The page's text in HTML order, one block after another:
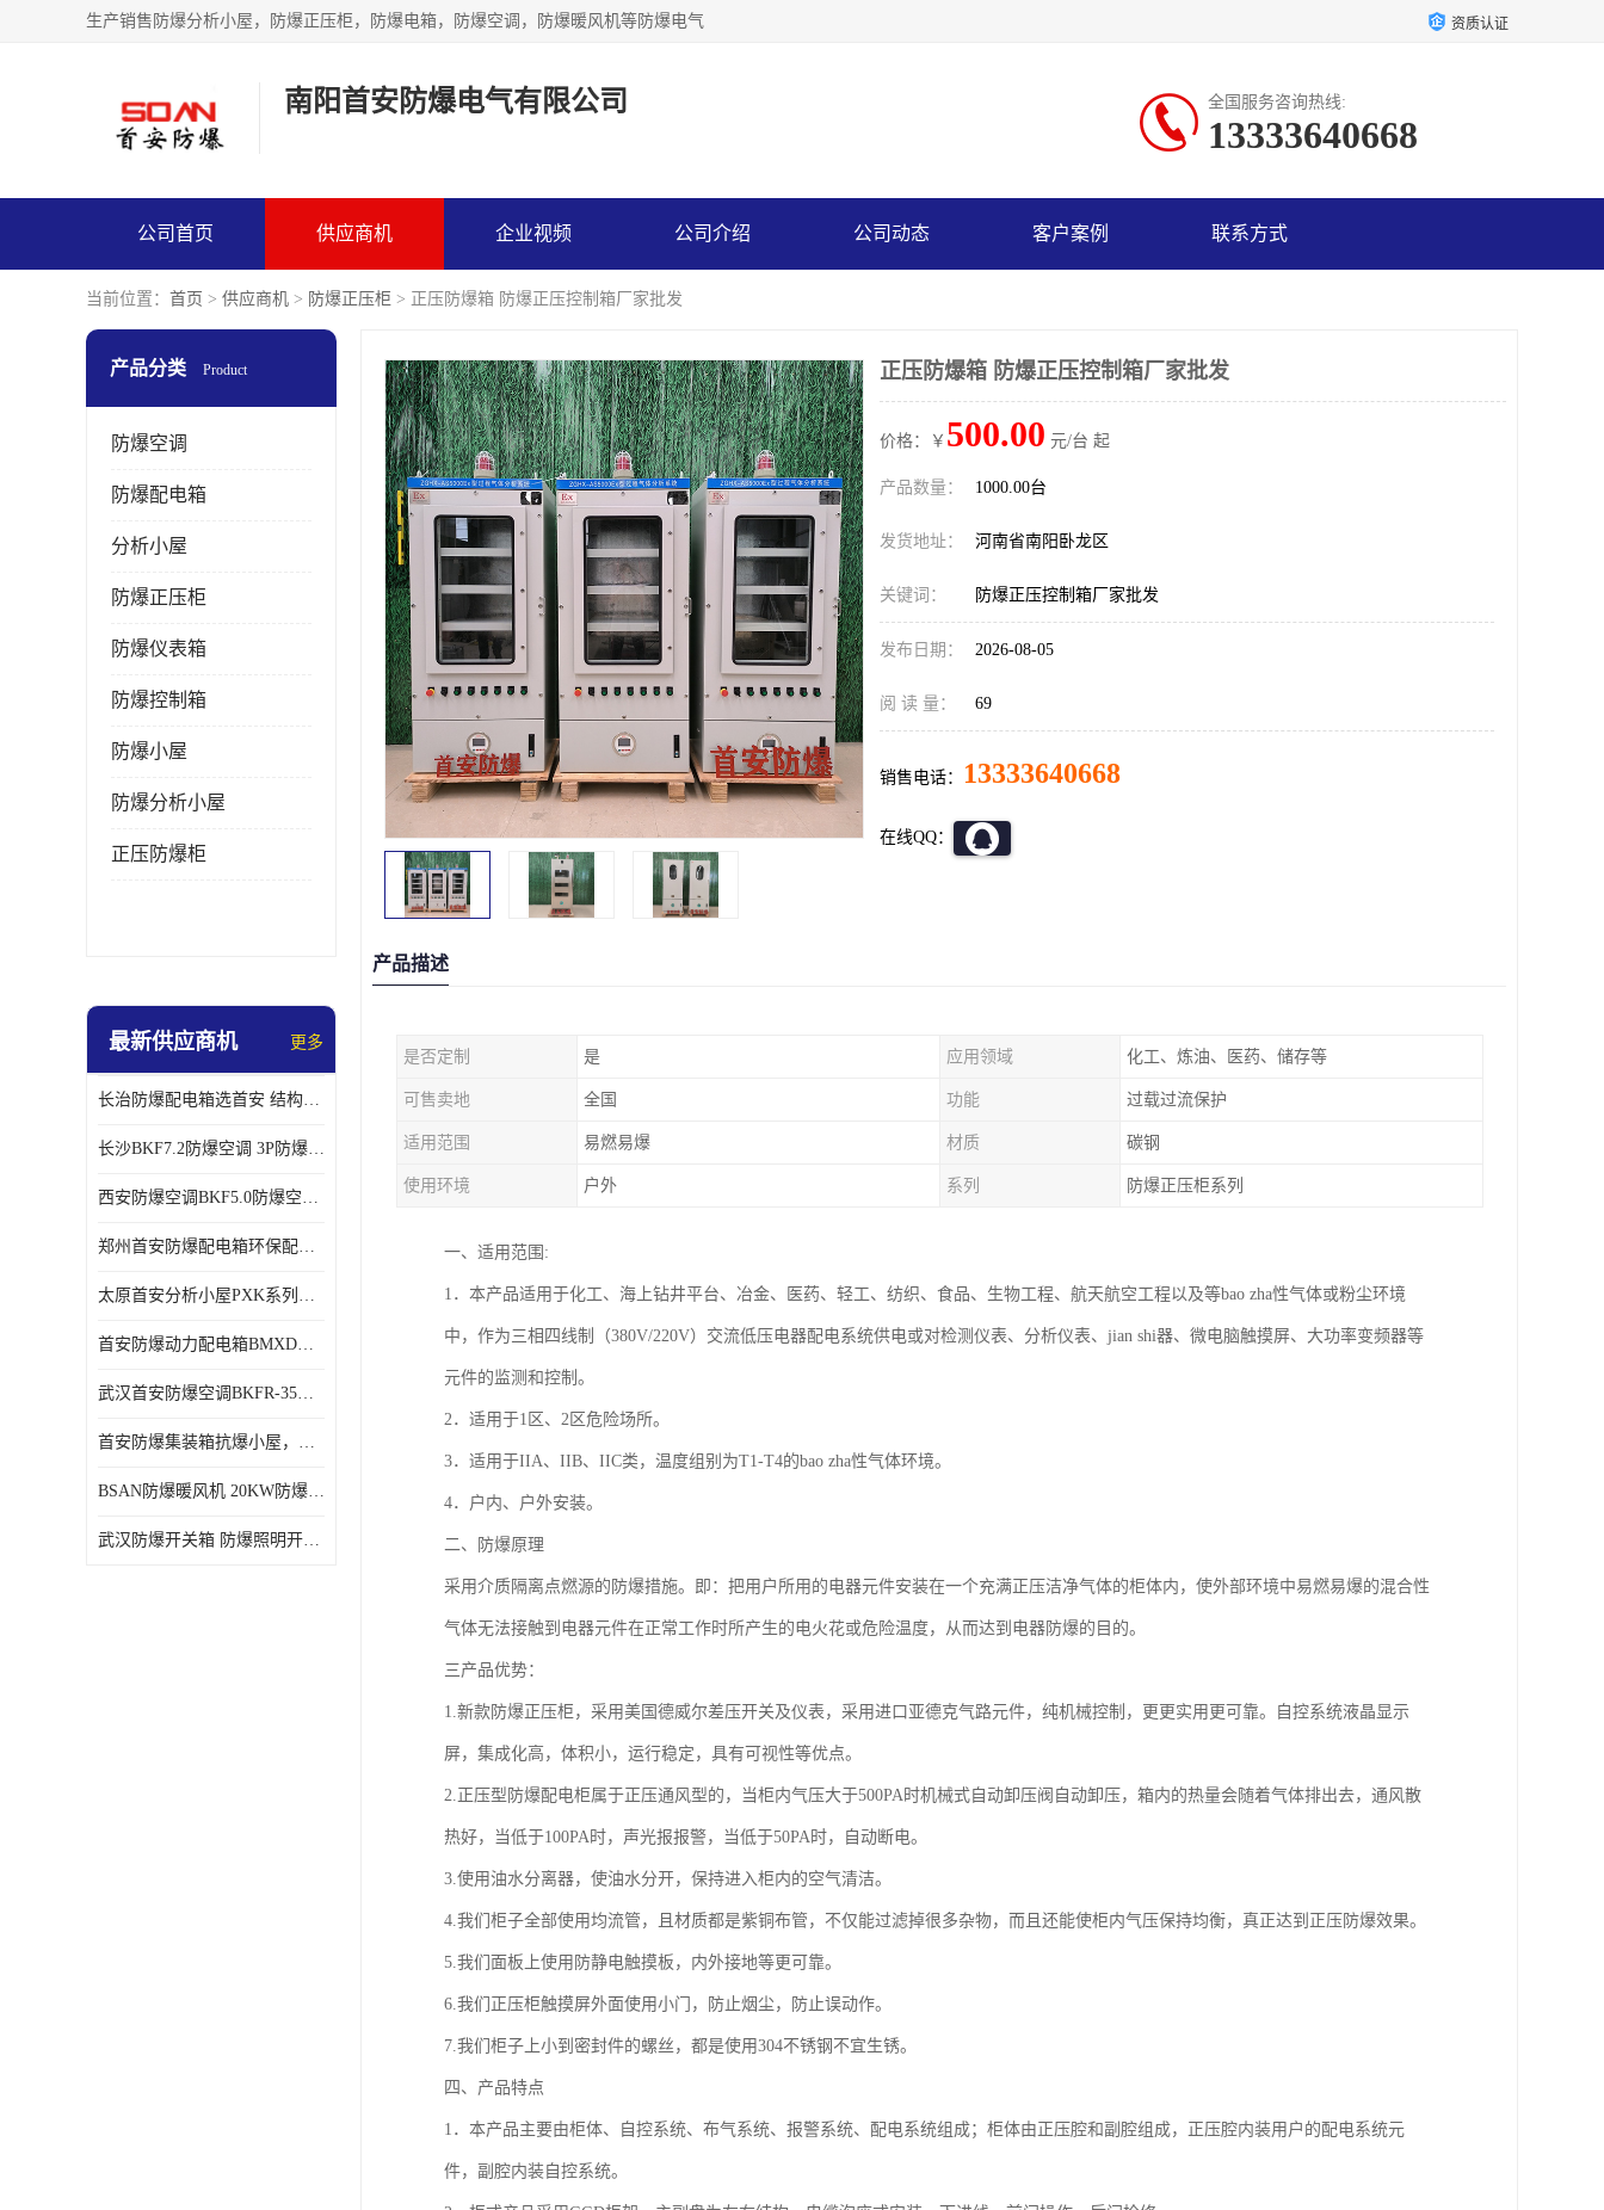
生产销售防爆分析小屋，防爆正压柜，防爆电箱，防爆空调，防爆暖风机等防爆电气 资质认证
南阳首安防爆电气有限公司 全国服务咨询热线:
13333640668
公司首页 供应商机 企业视频 公司介绍 公司动态 客户案例 联系方式
当前位置： 首页 > 供应商机 > 防爆正压柜 > 正压防爆箱 防爆正压控制箱厂家批发
产品分类 Product
防爆空调
防爆配电箱
分析小屋
防爆正压柜
防爆仪表箱
防爆控制箱
防爆小屋
防爆分析小屋
正压防爆柜
最新供应商机 更多
长治防爆配电箱选首安 结构紧凑、价格合理、资质齐全
长沙BKF7.2防爆空调 3P防爆空调与普通空调有什么区别
西安防爆空调BKF5.0防爆空调技术参数
郑州首安防爆配电箱环保配套用防爆配电箱
太原首安分析小屋PXK系列在线分析小屋厂家
首安防爆动力配电箱BMXD系列防爆配电箱技术参数
武汉首安防爆空调BKFR-35防爆空调生产厂家
首安防爆集装箱抗爆小屋，危化品暂存间厂家批发
BSAN防爆暖风机 20KW防爆工业暖风机
武汉防爆开关箱 防爆照明开关箱厂家
正压防爆箱 防爆正压控制箱厂家批发
价格：￥ 500.00 元/台 起
产品数量： 1000.00台
发货地址： 河南省南阳卧龙区
关键词： 防爆正压控制箱厂家批发
发布日期： 2026-08-05
阅 读 量： 69
销售电话： 13333640668
在线QQ：
产品描述
是否定制 是 应用领域 化工、炼油、医药、储存等
可售卖地 全国 功能 过载过流保护
适用范围 易燃易爆 材质 碳钢
使用环境 户外 系列 防爆正压柜系列
一、适用范围:
1．本产品适用于化工、海上钻井平台、冶金、医药、轻工、纺织、食品、生物工程、航天航空工程以及等bao zha性气体或粉尘环境
中，作为三相四线制（380V/220V）交流低压电器配电系统供电或对检测仪表、分析仪表、jian shi器、微电脑触摸屏、大功率变频器等
元件的监测和控制。
2．适用于1区、2区危险场所。
3．适用于IIA、IIB、IIC类，温度组别为T1-T4的bao zha性气体环境。
4．户内、户外安装。
二、防爆原理
采用介质隔离点燃源的防爆措施。即：把用户所用的电器元件安装在一个充满正压洁净气体的柜体内，使外部环境中易燃易爆的混合性
气体无法接触到电器元件在正常工作时所产生的电火花或危险温度，从而达到电器防爆的目的。
三产品优势：
1.新款防爆正压柜，采用美国德威尔差压开关及仪表，采用进口亚德克气路元件，纯机械控制，更更实用更可靠。自控系统液晶显示
屏，集成化高，体积小，运行稳定，具有可视性等优点。
2.正压型防爆配电柜属于正压通风型的，当柜内气压大于500PA时机械式自动卸压阀自动卸压，箱内的热量会随着气体排出去，通风散
热好，当低于100PA时，声光报报警，当低于50PA时，自动断电。
3.使用油水分离器，使油水分开，保持进入柜内的空气清洁。
4.我们柜子全部使用均流管，且材质都是紫铜布管，不仅能过滤掉很多杂物，而且还能使柜内气压保持均衡，真正达到正压防爆效果。
5.我们面板上使用防静电触摸板，内外接地等更可靠。
6.我们正压柜触摸屏外面使用小门，防止烟尘，防止误动作。
7.我们柜子上小到密封件的螺丝，都是使用304不锈钢不宜生锈。
四、产品特点
1．本产品主要由柜体、自控系统、布气系统、报警系统、配电系统组成；柜体由正压腔和副腔组成，正压腔内装用户的配电系统元
件，副腔内装自控系统。